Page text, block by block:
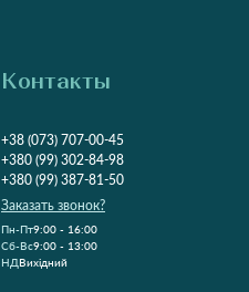
Контакты
+38 (073) 707-00-45
+380 (99) 302-84-98
+380 (99) 387-81-50
Заказать звонок?
Пн-Пт9:00 - 16:00
Cб-Вс9:00 - 13:00
НДВихідний